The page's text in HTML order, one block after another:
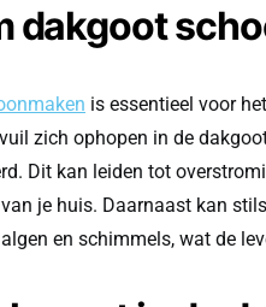
dakgoot
is essentieel voor
zich ophopen in de
Dit kan leiden tot
je huis. Daarnaast kan
en schimmels, wat de